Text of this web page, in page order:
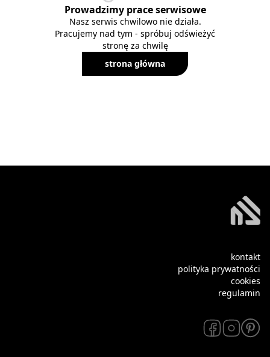
Prowadzimy prace serwisowe
Nasz serwis chwilowo nie działa.
Pracujemy nad tym - spróbuj odświeżyć
stronę za chwilę
strona główna
kontakt
polityka prywatności
cookies
regulamin